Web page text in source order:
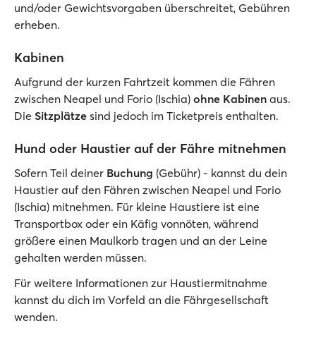
und/oder Gewichtsvorgaben überschreitet, Gebühren
erheben.
Kabinen
Aufgrund der kurzen Fahrtzeit kommen die Fähren
zwischen Neapel und Forio (Ischia) ohne Kabinen aus.
Die Sitzplätze sind jedoch im Ticketpreis enthalten.
Hund oder Haustier auf der Fähre mitnehmen
Sofern Teil deiner Buchung (Gebühr) - kannst du dein
Haustier auf den Fähren zwischen Neapel und Forio
(Ischia) mitnehmen. Für kleine Haustiere ist eine
Transportbox oder ein Käfig vonnöten, während
größere einen Maulkorb tragen und an der Leine
gehalten werden müssen.
Für weitere Informationen zur Haustiermitnahme
kannst du dich im Vorfeld an die Fährgesellschaft
wenden.